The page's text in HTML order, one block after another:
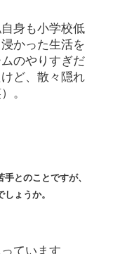
身も小学校低
かった生活を
のやりすぎだ
ど、散々隠れ
。
とのことですが、
ょうか。
ています